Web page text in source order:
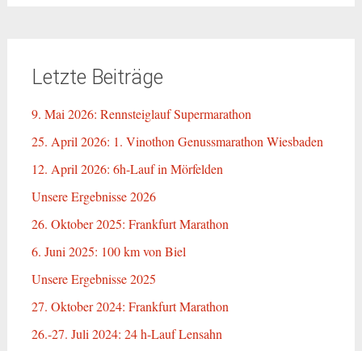
Letzte Beiträge
9. Mai 2026: Rennsteiglauf Supermarathon
25. April 2026: 1. Vinothon Genussmarathon Wiesbaden
12. April 2026: 6h-Lauf in Mörfelden
Unsere Ergebnisse 2026
26. Oktober 2025: Frankfurt Marathon
6. Juni 2025: 100 km von Biel
Unsere Ergebnisse 2025
27. Oktober 2024: Frankfurt Marathon
26.-27. Juli 2024: 24 h-Lauf Lensahn